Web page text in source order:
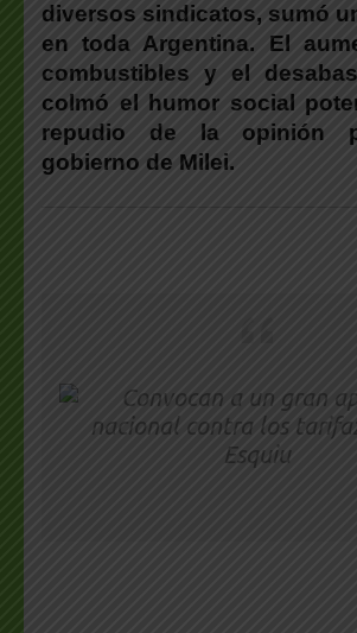
diversos sindicatos, sumó
en toda Argentina. El
combustibles y el
colmó el humor social
repudio de la opinión
gobierno de Milei.